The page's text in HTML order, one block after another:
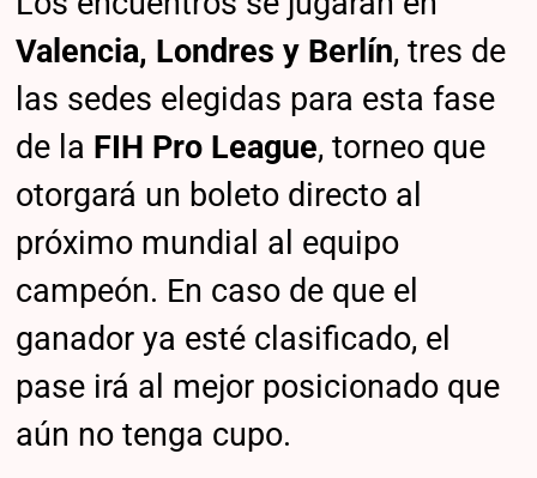
Valencia, Londres y Berlín, tres de
las sedes elegidas para esta fase
de la FIH Pro League, torneo que
otorgará un boleto directo al
próximo mundial al equipo
campeón. En caso de que el
ganador ya esté clasificado, el
pase irá al mejor posicionado que
aún no tenga cupo.